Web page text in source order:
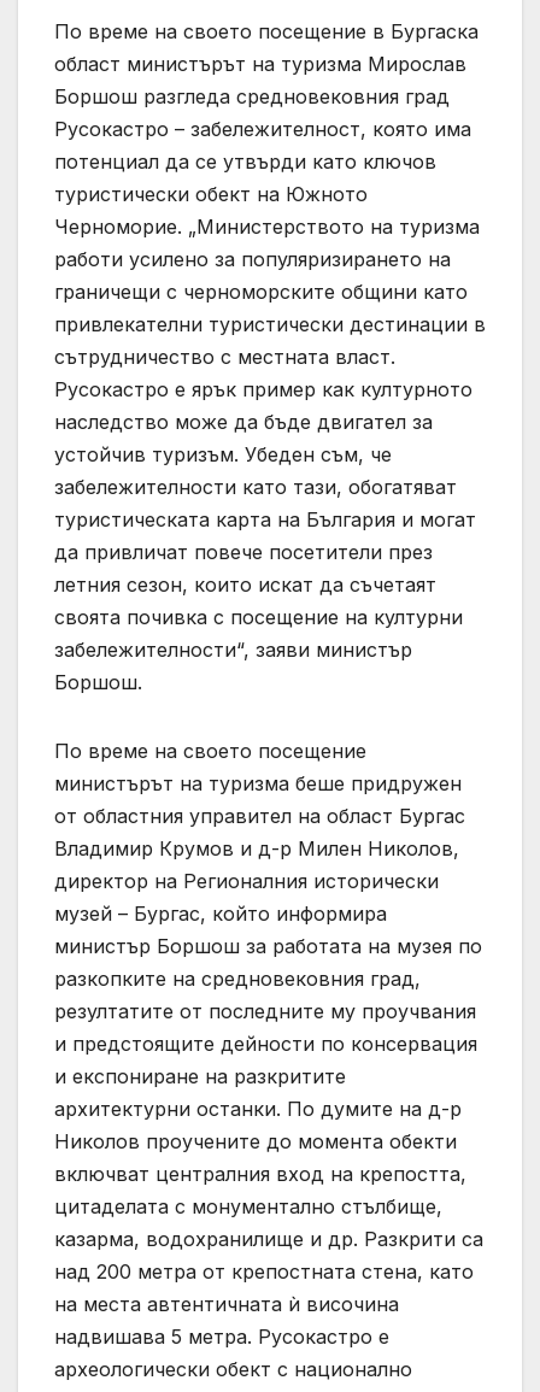
По време на своето посещение в Бургаска
област министърът на туризма Мирослав
Боршош разгледа средновековния град
Русокастро – забележителност, която има
потенциал да се утвърди като ключов
туристически обект на Южното
Черноморие. „Министерството на туризма
работи усилено за популяризирането на
граничещи с черноморските общини като
привлекателни туристически дестинации в
сътрудничество с местната власт.
Русокастро е ярък пример как културното
наследство може да бъде двигател за
устойчив туризъм. Убеден съм, че
забележителности като тази, обогатяват
туристическата карта на България и могат
да привличат повече посетители през
летния сезон, които искат да съчетаят
своята почивка с посещение на културни
забележителности“, заяви министър
Боршош.
По време на своето посещение
министърът на туризма беше придружен
от областния управител на област Бургас
Владимир Крумов и д-р Милен Николов,
директор на Регионалния исторически
музей – Бургас, който информира
министър Боршош за работата на музея по
разкопките на средновековния град,
резултатите от последните му проучвания
и предстоящите дейности по консервация
и експониране на разкритите
архитектурни останки. По думите на д-р
Николов проучените до момента обекти
включват централния вход на крепостта,
цитаделата с монументално стълбище,
казарма, водохранилище и др. Разкрити са
над 200 метра от крепостната стена, като
на места автентичната ѝ височина
надвишава 5 метра. Русокастро е
археологически обект с национално